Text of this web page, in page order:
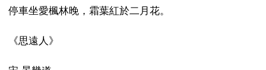
停車坐愛楓林晚，霜葉紅於二月花。
《思遠人》